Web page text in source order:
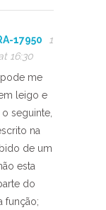
17950
1
16:30
me
leigo e
seguinte,
na
de um
esta
do
função;